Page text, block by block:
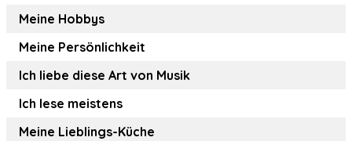
Meine Hobbys
Meine Persönlichkeit
Ich liebe diese Art von Musik
Ich lese meistens
Meine Lieblings-Küche